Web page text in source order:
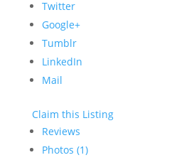
Twitter
Google+
Tumblr
LinkedIn
Mail
Claim this Listing
Reviews
Photos (1)